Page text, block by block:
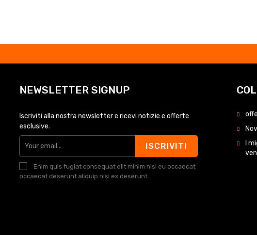
NEWSLETTER SIGNUP
Iscriviti alla nostra newsletter e ricevi notizie e offerte
esclusive.
ISCRIVITI
Enim quis fugiat consequat elit minim nisi eu occaecat
occaecat deserunt aliquip nisi ex deserunt.
I